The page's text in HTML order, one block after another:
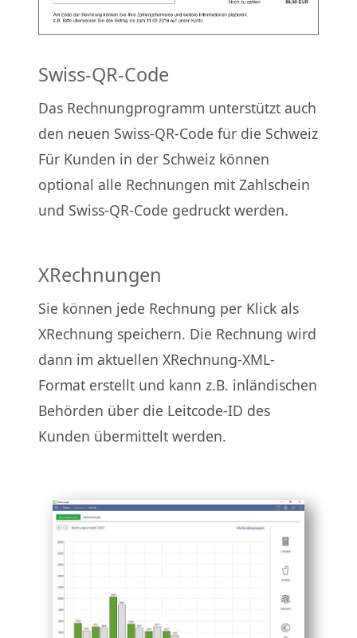
Swiss-QR-Code
Das Rechnungprogramm unterstützt auch
den neuen Swiss-QR-Code für die Schweiz
Für Kunden in der Schweiz können
optional alle Rechnungen mit Zahlschein
und Swiss-QR-Code gedruckt werden.
XRechnungen
Sie können jede Rechnung per Klick als
XRechnung speichern. Die Rechnung wird
dann im aktuellen XRechnung-XML-
Format erstellt und kann z.B. inländischen
Behörden über die Leitcode-ID des
Kunden übermittelt werden.